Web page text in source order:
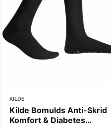
KILDE
Kilde Bomulds Anti-Skrid
Komfort & Diabetes